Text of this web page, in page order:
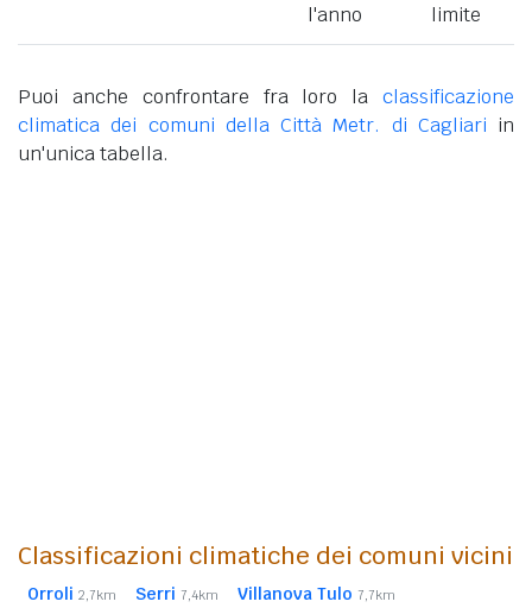
l'anno
limite
Puoi anche confrontare fra loro la classificazione
climatica dei comuni della Città Metr. di Cagliari in
un'unica tabella.
Classificazioni climatiche dei comuni vicini
Orroli 2,7km Serri 7,4km Villanova Tulo 7,7km